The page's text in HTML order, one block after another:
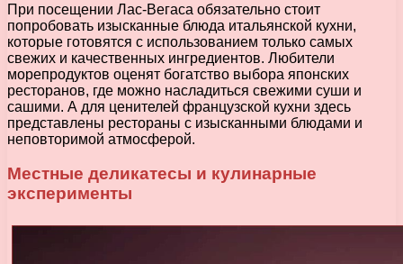
При посещении Лас-Вегаса обязательно стоит
попробовать изысканные блюда итальянской кухни,
которые готовятся с использованием только самых
свежих и качественных ингредиентов. Любители
морепродуктов оценят богатство выбора японских
ресторанов, где можно насладиться свежими суши и
сашими. А для ценителей французской кухни здесь
представлены рестораны с изысканными блюдами и
неповторимой атмосферой.
Местные деликатесы и кулинарные
эксперименты